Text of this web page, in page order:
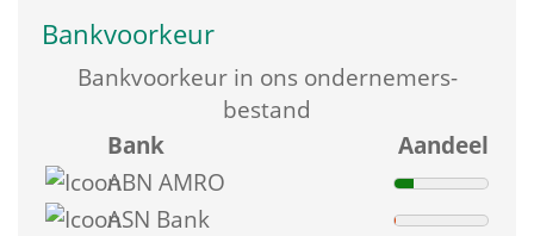
Bankvoorkeur
Bank­voorkeur in ons ondernemers­
bestand
Bank
Aandeel
ABN AMRO
ASN Bank